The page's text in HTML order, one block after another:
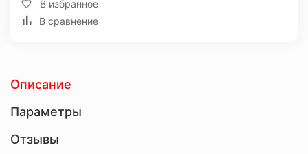
В избранное
В сравнение
Описание
Параметры
Отзывы